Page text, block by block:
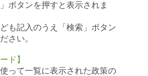
ボタンを押すと表示されま
も記入のうえ「検索」ボタン
さい。
ド】
って一覧に表示された政策の